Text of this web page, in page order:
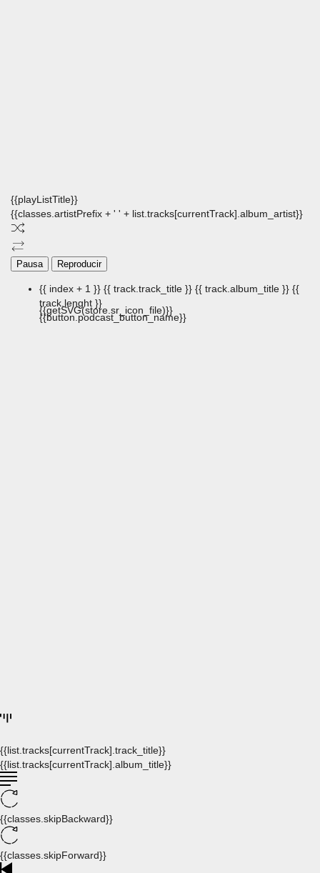
{{playListTitle}}
{{classes.artistPrefix + ' ' + list.tracks[currentTrack].album_artist}}
Pausa Reproducir
{{ index + 1 }} {{ track.track_title }} {{ track.album_title }} {{
track.lenght }}
{{getSVG(store.sr_icon_file)}}
{{button.podcast_button_name}}
{{list.tracks[currentTrack].track_title}}
{{list.tracks[currentTrack].album_title}}
{{classes.skipBackward}}
{{classes.skipForward}}